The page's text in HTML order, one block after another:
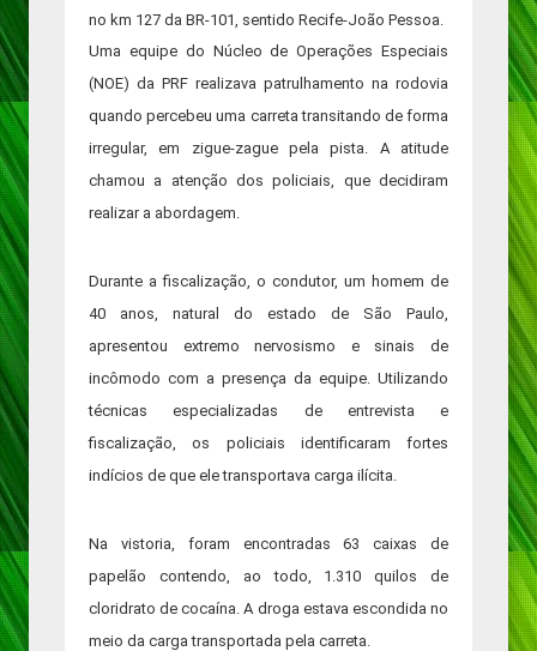
no km 127 da BR-101, sentido Recife-João Pessoa.
Uma equipe do Núcleo de Operações Especiais
(NOE) da PRF realizava patrulhamento na rodovia
quando percebeu uma carreta transitando de forma
irregular, em zigue-zague pela pista. A atitude
chamou a atenção dos policiais, que decidiram
realizar a abordagem.
Durante a fiscalização, o condutor, um homem de
40 anos, natural do estado de São Paulo,
apresentou extremo nervosismo e sinais de
incômodo com a presença da equipe. Utilizando
técnicas especializadas de entrevista e
fiscalização, os policiais identificaram fortes
indícios de que ele transportava carga ilícita.
Na vistoria, foram encontradas 63 caixas de
papelão contendo, ao todo, 1.310 quilos de
cloridrato de cocaína. A droga estava escondida no
meio da carga transportada pela carreta.